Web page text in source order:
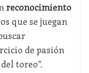
reconocimiento
que se juegan
de pasión
toreo”.